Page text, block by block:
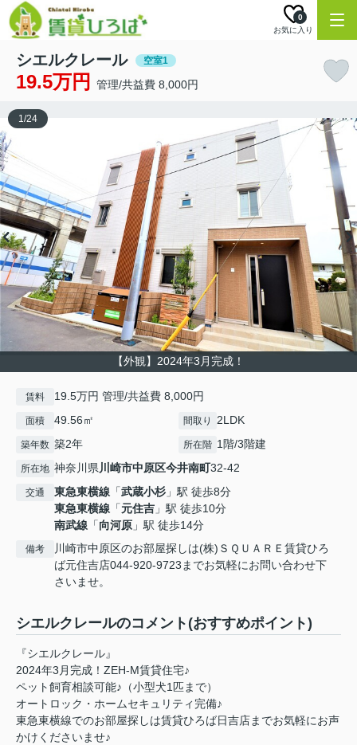
お気に入り
0
シエルクレール 空室1
19.5万円 管理/共益費 8,000円
【外観】2024年3月完成！
1/24
賃料 19.5万円 管理/共益費 8,000円
面積 49.56㎡ 間取り 2LDK
築年数 築2年 所在階 1階/3階建
所在地 神奈川県川崎市中原区今井南町32-42
交通 東急東横線 「武蔵小杉 」駅 徒歩8分
東急東横線 「元住吉 」駅 徒歩10分
南武線 「向河原 」駅 徒歩14分
備考
川崎市中原区のお部屋探しは(株)ＳＱＵＡＲＥ賃貸ひろ
ば元住吉店044-920-9723までお気軽にお問い合わせ下
さいませ。
シエルクレールのコメント(おすすめポイント)
『シエルクレール』
2024年3月完成！ZEH-M賃貸住宅♪
ペット飼育相談可能♪（小型犬1匹まで）
オートロック・ホームセキュリティ完備♪
東急東横線でのお部屋探しは賃貸ひろば日吉店までお気軽にお声
かけくださいませ♪